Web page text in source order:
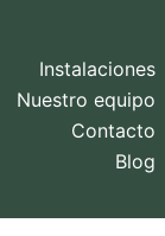
Instalaciones
Nuestro equipo
Contacto
Blog